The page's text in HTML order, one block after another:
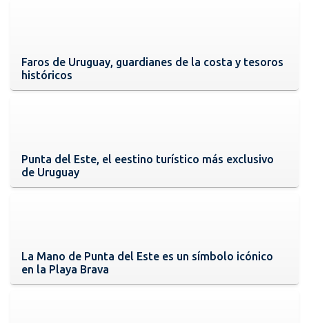
Faros de Uruguay, guardianes de la costa y tesoros
históricos
Punta del Este, el eestino turístico más exclusivo
de Uruguay
La Mano de Punta del Este es un símbolo icónico
en la Playa Brava